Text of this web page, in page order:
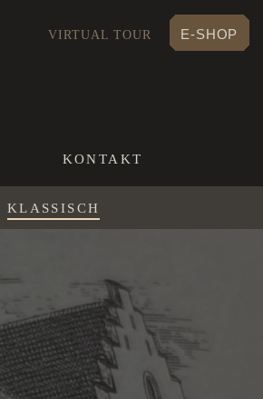
VIRTUAL TOUR E-SHOP
KONTAKT
KLASSISCH